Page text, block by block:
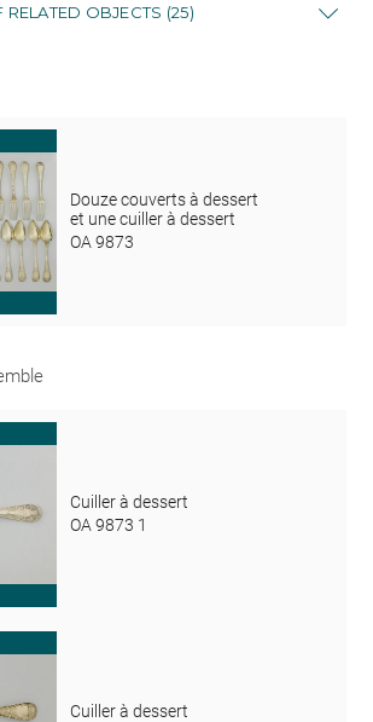
RELATED OBJECTS (25)
Douze couverts à dessert
et une cuiller à dessert
OA 9873
Cuiller à dessert
OA 9873 1
Cuiller à dessert